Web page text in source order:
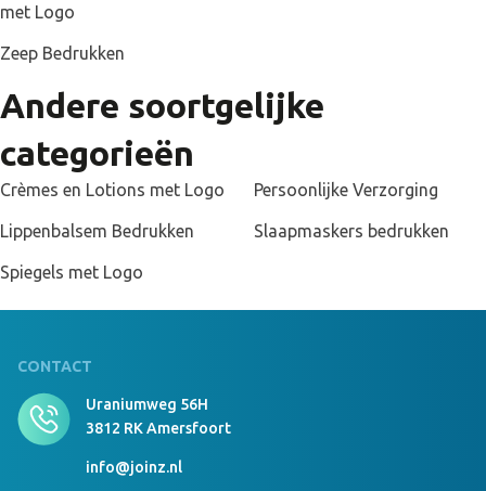
vragen of opmerkingen zijn over het product.
met Logo
Zeep Bedrukken
Andere soortgelijke
categorieën
Crèmes en Lotions met Logo
Lippenbalsem Bedrukken
Persoonlijke Verzorging
Slaapmaskers bedrukken
Spiegels met Logo
CONTACT
Uraniumweg 56H
3812 RK Amersfoort
info@joinz.nl